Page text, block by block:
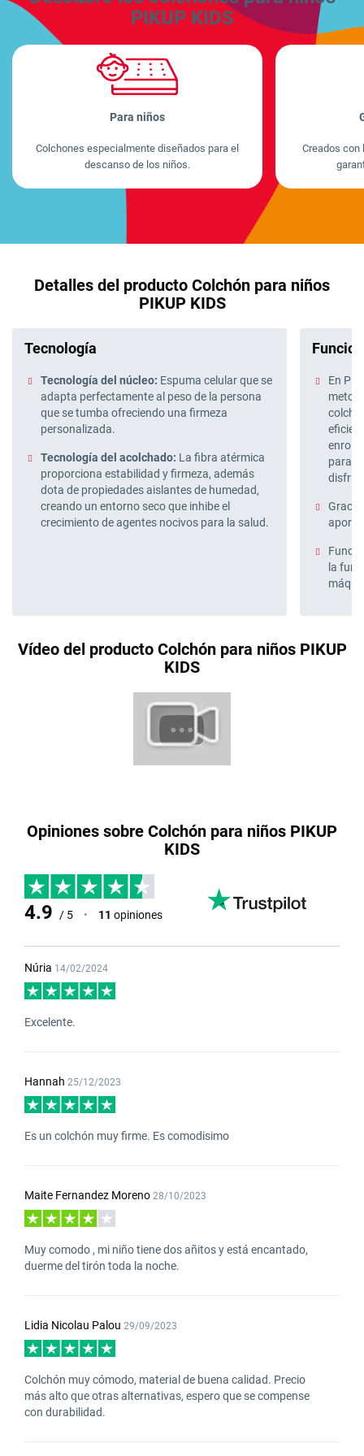
PIKUP KIDS
Para niños
Colchones especialmente diseñados para el
descanso de los niños.
Creados con
Detalles del producto Colchón para niños
PIKUP KIDS
Tecnología
Tecnología del núcleo: Espuma celular que se
adapta perfectamente al peso de la persona
que se tumba ofreciendo una firmeza
personalizada.
Tecnología del acolchado: La fibra atérmica
proporciona estabilidad y firmeza, además
dota de propiedades aislantes de humedad,
creando un entorno seco que inhibe el
crecimiento de agentes nocivos para la salud.
En
para
aporta
Funda
la
Vídeo del producto Colchón para niños PIKUP
KIDS
Opiniones sobre Colchón para niños PIKUP
KIDS
4.9 / 5 • 11 opiniones
Núria 14/02/2024
Excelente.
Hannah 25/12/2023
Es un colchón muy firme. Es comodisimo
Maite Fernandez Moreno 28/10/2023
Muy comodo , mi niño tiene dos añitos y está encantado,
duerme del tirón toda la noche.
Lidia Nicolau Palou 29/09/2023
Colchón muy cómodo, material de buena calidad. Precio
más alto que otras alternativas, espero que se compense
con durabilidad.